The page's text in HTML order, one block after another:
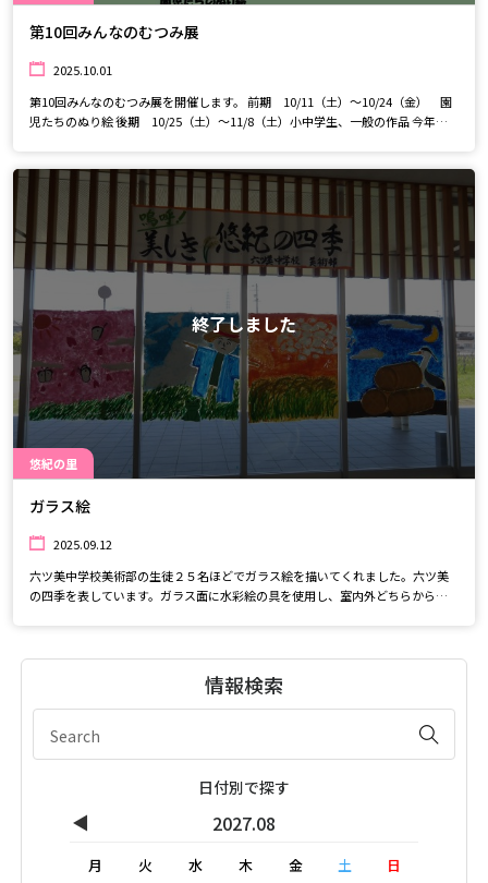
第10回みんなのむつみ展
2025.10.01
第10回みんなのむつみ展を開催します。 前期 10/11（土）～10/24（金） 園
児たちのぬり絵 後期 10/25（土）～11/8（土）小中学生、一般の作品 今年は
11/2（日） 結果発表 11/9（日） 園児、小学生、中学生の子どもたちから大
人まで、大勢の方々にご協力をいただきました。 ぜひ素敵な作品を見に来てく
ださい★
悠紀の里
終了しました
ガラス絵
2025.09.12
六ツ美中学校美術部の生徒２５名ほどでガラス絵を描いてくれました。六ツ美
の四季を表しています。ガラス面に水彩絵の具を使用し、室内外どちらから見
情報検索
日付別で探す
◀ 2027.08
月 火 水 木 金 土
日